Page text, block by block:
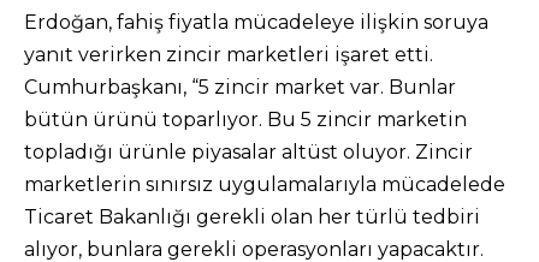
Erdoğan, fahiş fiyatla mücadeleye ilişkin soruya
yanıt verirken zincir marketleri işaret etti.
Cumhurbaşkanı, “5 zincir market var. Bunlar
bütün ürünü toparlıyor. Bu 5 zincir marketin
topladığı ürünle piyasalar altüst oluyor. Zincir
marketlerin sınırsız uygulamalarıyla mücadelede
Ticaret Bakanlığı gerekli olan her türlü tedbiri
alıyor, bunlara gerekli operasyonları yapacaktır.